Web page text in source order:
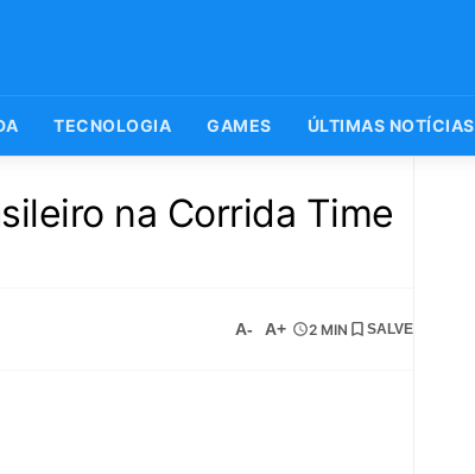
TECNOLOGIA GAMES ÚLTIMAS NOTÍCIAS
na Corrida Time
A- A+ 2 MIN SALVE